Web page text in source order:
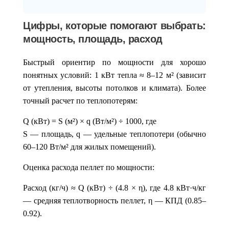
Цифры, которые помогают выбрать:
мощность, площадь, расход
Быстрый ориентир по мощности для хорошо
понятных условий: 1 кВт тепла ≈ 8–12 м²(зависит
от утепления, высоты потолков и климата). Более
точный расчет по теплопотерям:
Q (кВт) = S (м²) × q (Вт/м²) ÷ 1000, где
S — площадь, q — удельные теплопотери (обычно
60–120 Вт/м² для жилых помещений).
Оценка расхода пеллет по мощности:
Расход (кг/ч) ≈ Q (кВт) ÷ (4.8 × η), где 4.8 кВт·ч/кг
— средняя теплотворность пеллет, η — КПД (0.85–
0.92).